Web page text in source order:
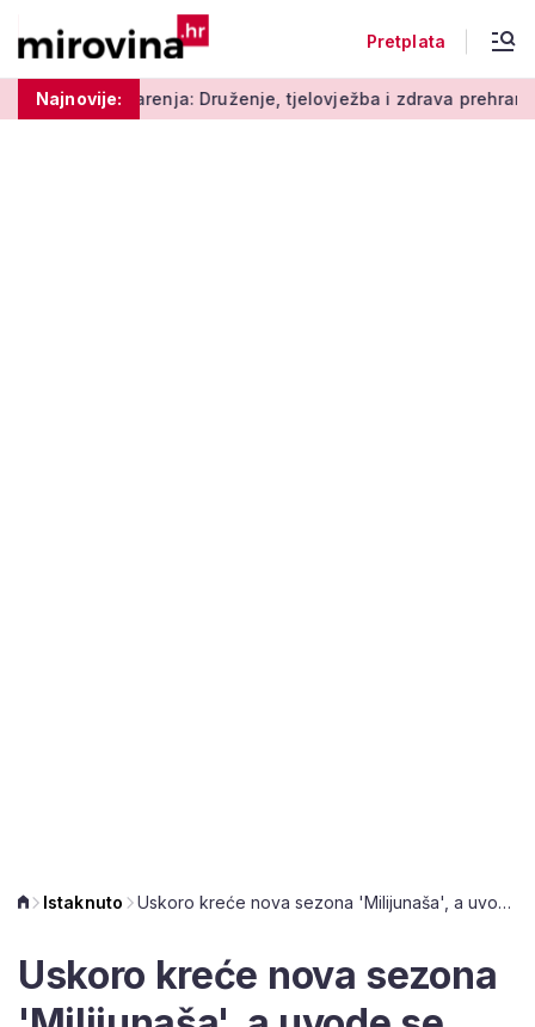
Pretplata
Najnovije:
Druženje, tjelovježba i zdrava prehrana za
Istaknuto Uskoro kreće nova sezona 'Milijunaša', a uvode se neke važne promjene koje će vas zanimati
Uskoro kreće nova sezona